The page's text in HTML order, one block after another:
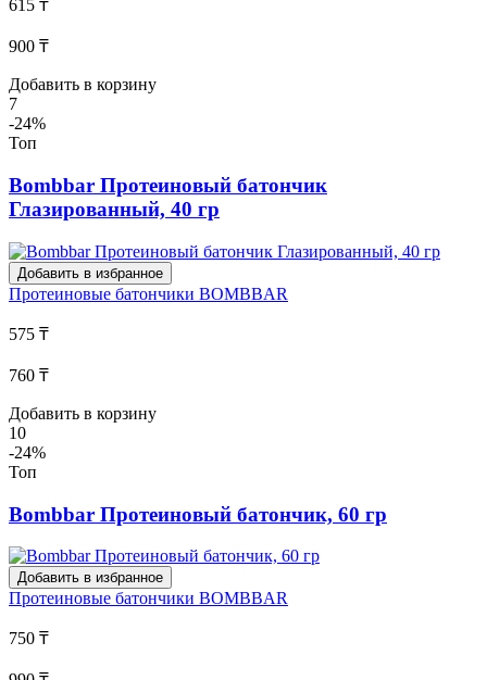
615 ₸
900 ₸
Добавить в корзину
7
-24%
Топ
Bombbar Протеиновый батончик
Глазированный, 40 гр
Добавить в избранное
Протеиновые батончики BOMBBAR
575 ₸
760 ₸
Добавить в корзину
10
-24%
Топ
Bombbar Протеиновый батончик, 60 гр
Добавить в избранное
Протеиновые батончики BOMBBAR
750 ₸